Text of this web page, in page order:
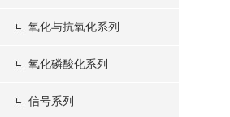
氧化与抗氧化系列
氧化磷酸化系列
信号系列